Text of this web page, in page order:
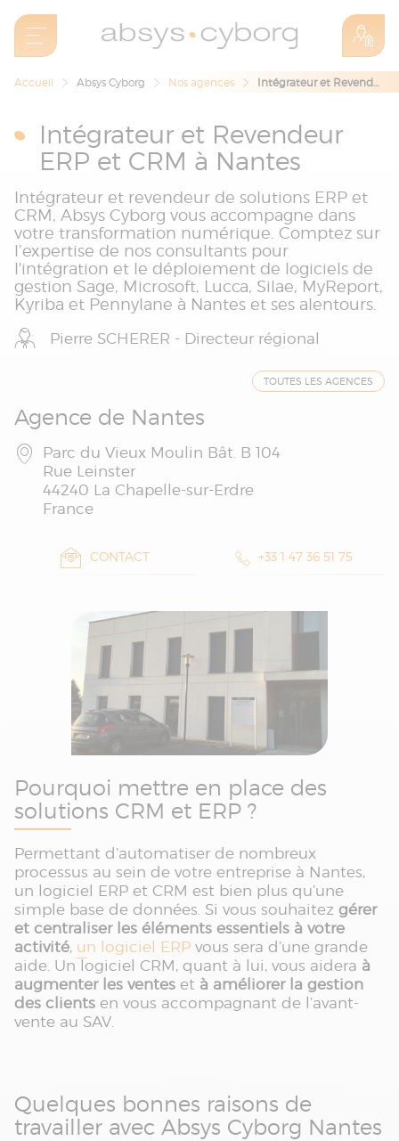
Accueil Absys Cyborg Nos agences Intégrateur et Revendeur ERP et CRM à Nantes
Intégrateur et Revendeur
ERP et CRM à Nantes
Intégrateur et revendeur de solutions ERP et
CRM, Absys Cyborg vous accompagne dans
votre transformation numérique. Comptez sur
l’expertise de nos consultants pour
l'intégration et le déploiement de logiciels de
gestion Sage, Microsoft, Lucca, Silae, MyReport,
Kyriba et Pennylane à Nantes et ses alentours.
Pierre SCHERER - Directeur régional
TOUTES LES AGENCES
Agence de Nantes
Parc du Vieux Moulin Bât. B 104
Rue Leinster
44240 La Chapelle-sur-Erdre
France
CONTACT +33 1 47 36 51 75
Pourquoi mettre en place des
solutions CRM et ERP ?
Permettant d’automatiser de nombreux
processus au sein de votre entreprise à Nantes,
un logiciel ERP et CRM est bien plus qu’une
simple base de données. Si vous souhaitez gérer
et centraliser les éléments essentiels à votre
activité, un logiciel ERP vous sera d’une grande
aide. Un logiciel CRM, quant à lui, vous aidera à
augmenter les ventes et à améliorer la gestion
des clients en vous accompagnant de l’avant-
vente au SAV.
Quelques bonnes raisons de
travailler avec Absys Cyborg Nantes